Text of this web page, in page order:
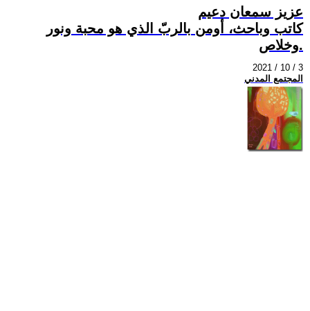
عزيز سمعان دعيم
كاتب وباحث، أومن بالربّ الذي هو محبة ونور
وخلاص.
2021 / 10 / 3
المجتمع المدني